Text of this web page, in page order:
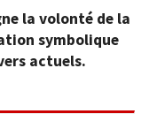
la volonté de la
symbolique
actuels.